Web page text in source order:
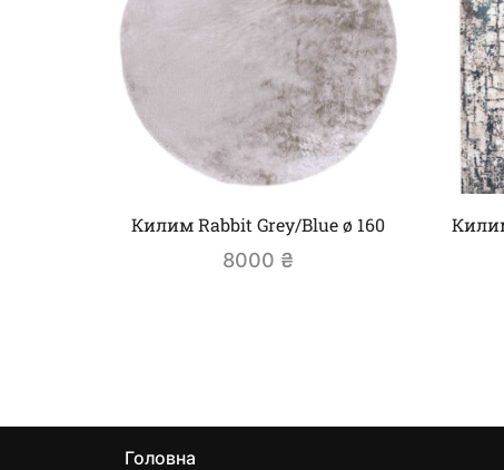
Килим Rabbit Grey/Blue ø 160
8000 ₴
Головна